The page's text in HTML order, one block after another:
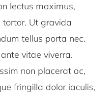
lectus maximus,
Ut gravida
tellus porta nec.
vitae viverra.
non placerat ac,
fringilla dolor iaculis,